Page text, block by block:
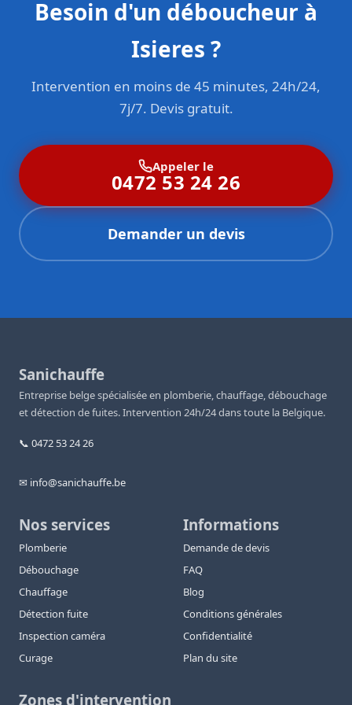
Besoin d'un déboucheur à
Isieres ?
Intervention en moins de 45 minutes, 24h/24,
7j/7. Devis gratuit.
Appeler le
0472 53 24 26
Demander un devis
Sanichauffe
Entreprise belge spécialisée en plomberie, chauffage, débouchage
et détection de fuites. Intervention 24h/24 dans toute la Belgique.
📞 0472 53 24 26
✉ info@sanichauffe.be
Nos services
Plomberie
Débouchage
Chauffage
Détection fuite
Inspection caméra
Curage
Informations
Demande de devis
FAQ
Blog
Conditions générales
Confidentialité
Plan du site
Zones d'intervention